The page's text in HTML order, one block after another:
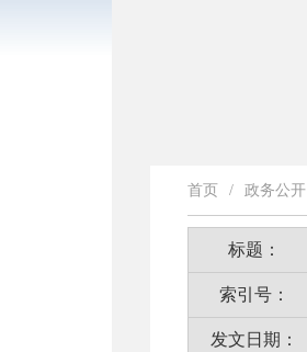
首页 / 政务公开
标题：
索引号：
发文日期：